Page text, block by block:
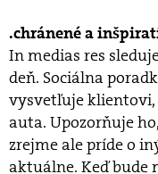
.chránené a
In medias res
deň. Sociálna
vysvetľuje klientovi,
auta. Upozorňuje
zrejme ale príde o
aktuálne. Keď bude